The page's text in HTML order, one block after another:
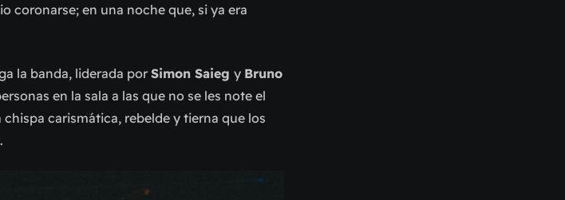
coronarse; en una noche que, si ya era
la banda, liderada por Simon Saieg y Bruno
en la sala a las que no se les note el
carismática, rebelde y tierna que los